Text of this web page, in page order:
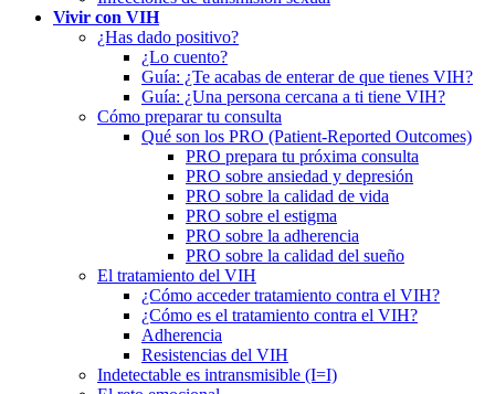
Vivir con VIH
¿Has dado positivo?
¿Lo cuento?
Guía: ¿Te acabas de enterar de que tienes VIH?
Guía: ¿Una persona cercana a ti tiene VIH?
Cómo preparar tu consulta
Qué son los PRO (Patient-Reported Outcomes)
PRO prepara tu próxima consulta
PRO sobre ansiedad y depresión
PRO sobre la calidad de vida
PRO sobre el estigma
PRO sobre la adherencia
PRO sobre la calidad del sueño
El tratamiento del VIH
¿Cómo acceder tratamiento contra el VIH?
¿Cómo es el tratamiento contra el VIH?
Adherencia
Resistencias del VIH
Indetectable es intransmisible (I=I)